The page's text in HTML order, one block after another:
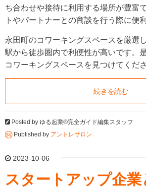
ち合わせや接待に利用する場所が豊富
トやパートナーとの商談を行う際に便
永田町のコワーキングスペースを厳選
駅から徒歩圏内で利便性が高いです。
コワーキングスペースを見つけてくださ
続きを読む
Posted by ゆる起業®完全ガイド編集スタッフ
Published by アントレサロン
2023-10-06
スタートアップ企